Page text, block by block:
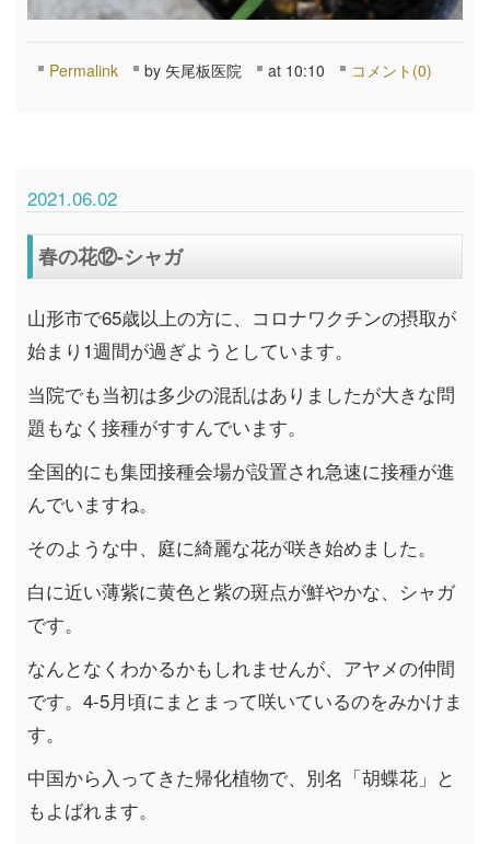
Permalink by 矢尾板医院 at 10:10 コメント(0)
2021.06.02
春の花⑫-シャガ
山形市で65歳以上の方に、コロナワクチンの摂取が
始まり1週間が過ぎようとしています。
当院でも当初は多少の混乱はありましたが大きな問
題もなく接種がすすんでいます。
全国的にも集団接種会場が設置され急速に接種が進
んでいますね。
そのような中、庭に綺麗な花が咲き始めました。
白に近い薄紫に黄色と紫の斑点が鮮やかな、シャガ
です。
なんとなくわかるかもしれませんが、アヤメの仲間
です。4-5月頃にまとまって咲いているのをみかけま
す。
中国から入ってきた帰化植物で、別名「胡蝶花」と
もよばれます。